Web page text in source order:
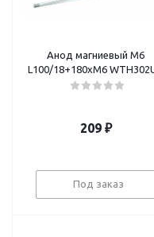
Анод магниевый М6
L100/18+180xM6
209₽
Под заказ